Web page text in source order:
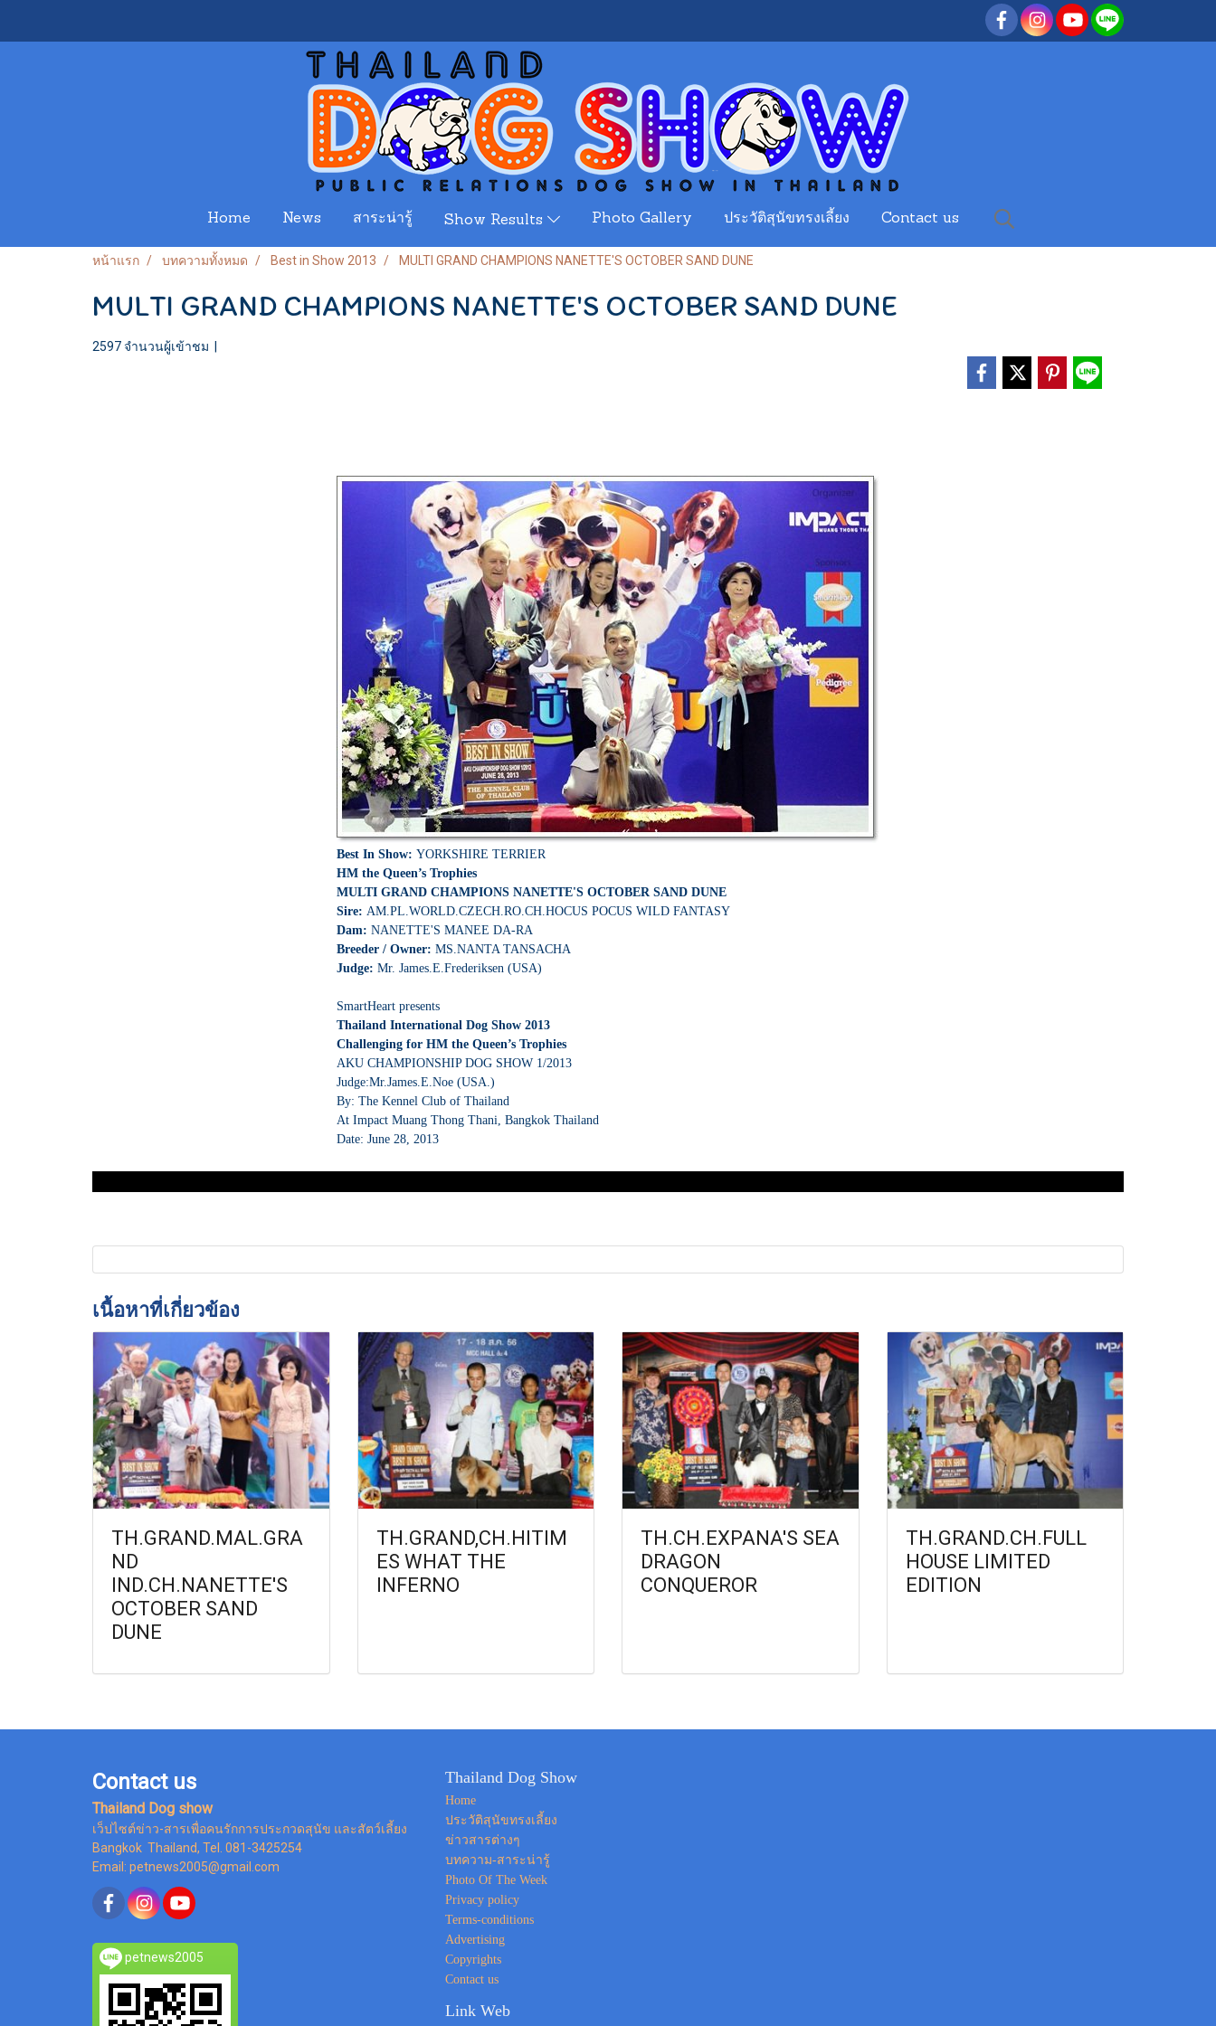
Home News สาระน่ารู้ Show Results Photo Gallery ประวัติสุนัขทรงเลี้ยง Contact us
หน้าแรก บทความทั้งหมด Best in Show 2013 MULTI GRAND CHAMPIONS NANETTE'S OCTOBER SAND DUNE
MULTI GRAND CHAMPIONS NANETTE'S OCTOBER SAND DUNE
2597 จำนวนผู้เข้าชม |
Best In Show: YORKSHIRE TERRIER
HM the Queen’s Trophies
MULTI GRAND CHAMPIONS NANETTE'S OCTOBER SAND DUNE
Sire: AM.PL.WORLD.CZECH.RO.CH.HOCUS POCUS WILD FANTASY
Dam: NANETTE'S MANEE DA-RA
Breeder / Owner: MS.NANTA TANSACHA
Judge: Mr. James.E.Frederiksen (USA)
SmartHeart presents
Thailand International Dog Show 2013
Challenging for HM the Queen’s Trophies
AKU CHAMPIONSHIP DOG SHOW 1/2013
Judge:Mr.James.E.Noe (USA.)
By: The Kennel Club of Thailand
At Impact Muang Thong Thani, Bangkok Thailand
Date: June 28, 2013
เนื้อหาที่เกี่ยวข้อง
TH.GRAND.MAL.GRA
ND
IND.CH.NANETTE'S
OCTOBER SAND
DUNE
TH.GRAND,CH.HITIM
ES WHAT THE
INFERNO
TH.CH.EXPANA'S SEA
DRAGON
CONQUEROR
TH.GRAND.CH.FULL
HOUSE LIMITED
EDITION
Contact us
Thailand Dog show
เว็ปไซต์ข่าว-สารเพื่อคนรักการประกวดสุนัข และสัตว์เลี้ยง
Bangkok Thailand, Tel. 081-3425254
Email: petnews2005@gmail.com
petnews2005
Thailand Dog Show
Home
ประวัติสุนัขทรงเลี้ยง
ข่าวสารต่างๆ
บทความ-สาระน่ารู้
Photo Of The Week
Privacy policy
Terms-conditions
Advertising
Copyrights
Contact us
Link Web